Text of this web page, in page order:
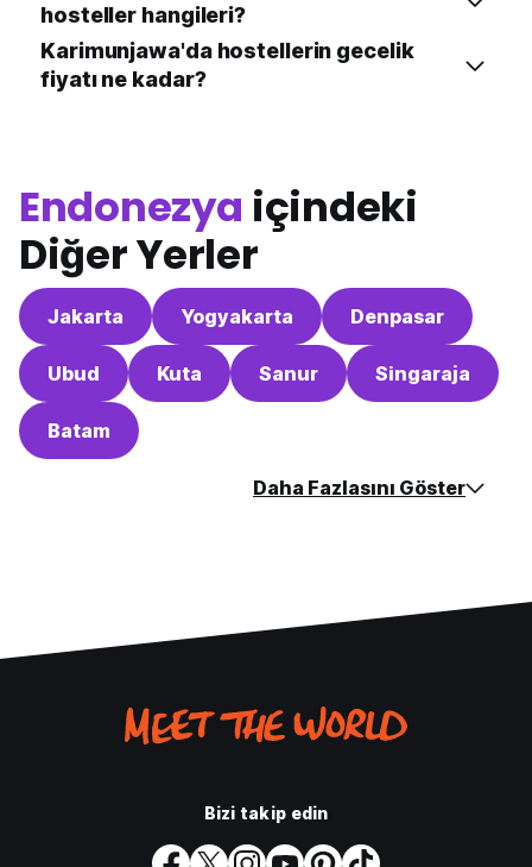
hosteller hangileri?
Karimunjawa'da hostellerin gecelik
fiyatı ne kadar?
Endonezya içindeki
Diğer Yerler
Jakarta Yogyakarta Denpasar
Ubud Kuta Sanur Singaraja
Batam
Daha Fazlasını Göster
Bizi takip edin